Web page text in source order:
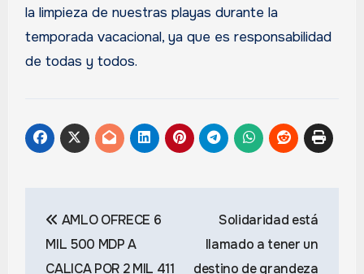
la limpieza de nuestras playas durante la
temporada vacacional, ya que es responsabilidad
de todas y todos.
de AMLO OFRECE 6
MIL 500 MDP A
CALICA POR 2 MIL 411
Solidaridad está
llamado a tener un
destino de grandeza